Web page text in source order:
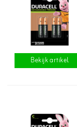
Bekijk artikel